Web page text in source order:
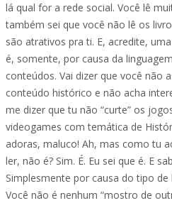
lá qual for a rede social. Você lê
também sei que você não lê os
são atrativos pra ti. E, acredite,
é, somente, por causa da
conteúdos. Vai dizer que você não
conteúdo histórico e não acha
me dizer que tu não “curte” os
videogames com temática de
adoras, maluco! Ah, mas como tu
ler, não é? Sim. É. Eu sei que é. E
Simplesmente por causa do tipo
Você não é nenhum “mostro de